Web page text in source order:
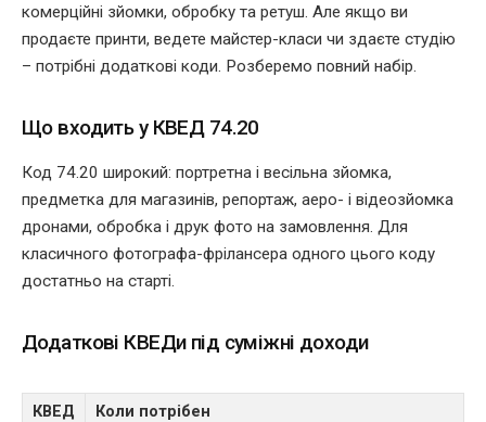
комерційні зйомки, обробку та ретуш. Але якщо ви
продаєте принти, ведете майстер-класи чи здаєте студію
– потрібні додаткові коди. Розберемо повний набір.
Що входить у КВЕД 74.20
Код 74.20 широкий: портретна і весільна зйомка,
предметка для магазинів, репортаж, аеро- і відеозйомка
дронами, обробка і друк фото на замовлення. Для
класичного фотографа-фрілансера одного цього коду
достатньо на старті.
Додаткові КВЕДи під суміжні доходи
КВЕД Коли потрібен